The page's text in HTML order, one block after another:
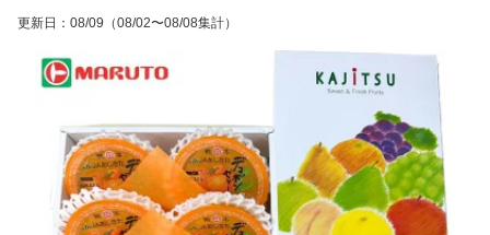
更新日 ： 08/09 （08/02〜08/08集計）